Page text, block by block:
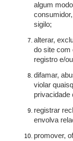
algum
sigilo;
alterar,
do site com
registro e/
difamar,
violar
privacidade
registrar
envolva
promover,